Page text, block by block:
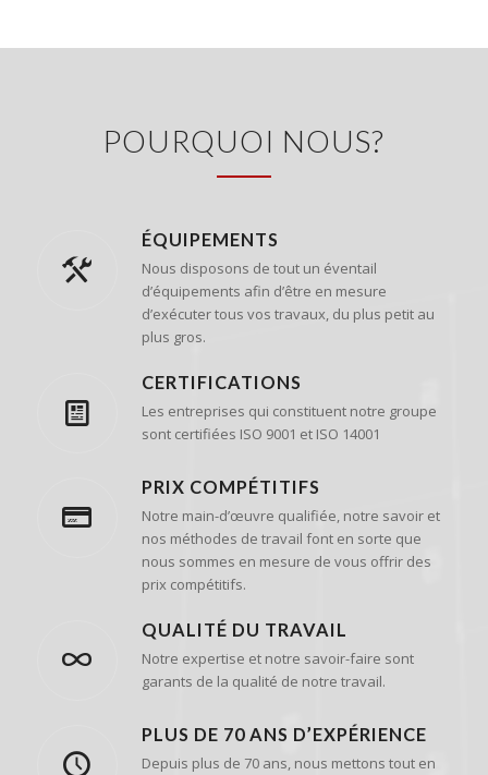
POURQUOI NOUS?
ÉQUIPEMENTS
Nous disposons de tout un éventail
d’équipements afin d’être en mesure
d’exécuter tous vos travaux, du plus petit au
plus gros.
CERTIFICATIONS
Les entreprises qui constituent notre groupe
sont certifiées ISO 9001 et ISO 14001
PRIX COMPÉTITIFS
Notre main-d’œuvre qualifiée, notre savoir et
nos méthodes de travail font en sorte que
nous sommes en mesure de vous offrir des
prix compétitifs.
QUALITÉ DU TRAVAIL
Notre expertise et notre savoir-faire sont
garants de la qualité de notre travail.
PLUS DE 70 ANS D’EXPÉRIENCE
Depuis plus de 70 ans, nous mettons tout en